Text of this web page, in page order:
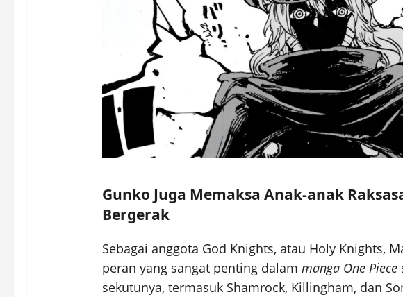
Gunko Juga Memaksa Anak-anak
Bergerak
Sebagai anggota God Knights, atau Holy Knights,
peran yang sangat penting dalam manga One Piece
sekutunya, termasuk Shamrock, Killingham, dan